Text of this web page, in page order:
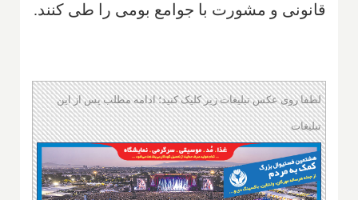
قانونی و مشورت با جوامع بومی را طی کنند.
لطفا روی عکس تبلیغات زیر کلیک کنید؛ ادامه مطلب پس از این
تبلیغات